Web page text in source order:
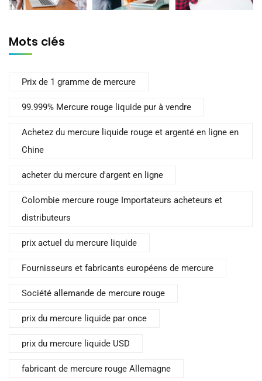
Mots clés
Prix de 1 gramme de mercure
99.999% Mercure rouge liquide pur à vendre
Achetez du mercure liquide rouge et argenté en ligne en
Chine
acheter du mercure d'argent en ligne
Colombie mercure rouge Importateurs acheteurs et
distributeurs
prix actuel du mercure liquide
Fournisseurs et fabricants européens de mercure
Société allemande de mercure rouge
prix du mercure liquide par once
prix du mercure liquide USD
fabricant de mercure rouge Allemagne